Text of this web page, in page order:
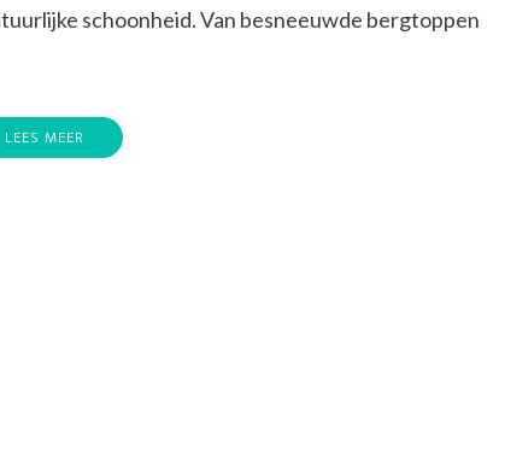
schoonheid. Van besneeuwde bergtoppen
LEES MEER